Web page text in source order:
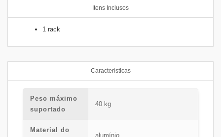
Itens Inclusos
1 rack
Características
Peso máximo
suportado
40 kg
Material do
alumínio